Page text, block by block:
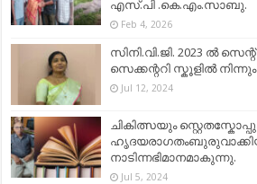
എസ്.പി .കെ.എം.സാബു.
Feb 4, 2026
സിനി.വി.ജി. 2023 ൽ
സെക്കന്ററി സ്കൂളിൽ
Jul 12, 2024
ചികിത്സയും
നാടിന്നഭിമാനമാകുന്നു.
Jul 5, 2024